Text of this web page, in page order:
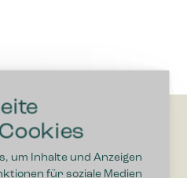
um Inhalte und Anzeigen
für soziale Medien